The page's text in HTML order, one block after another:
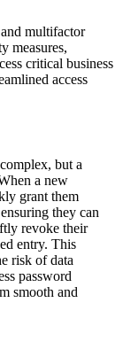
multifactor
measures,
critical business
access
but a
a new
grant them
they can
revoke their
entry. This
risk of data
password
smooth and